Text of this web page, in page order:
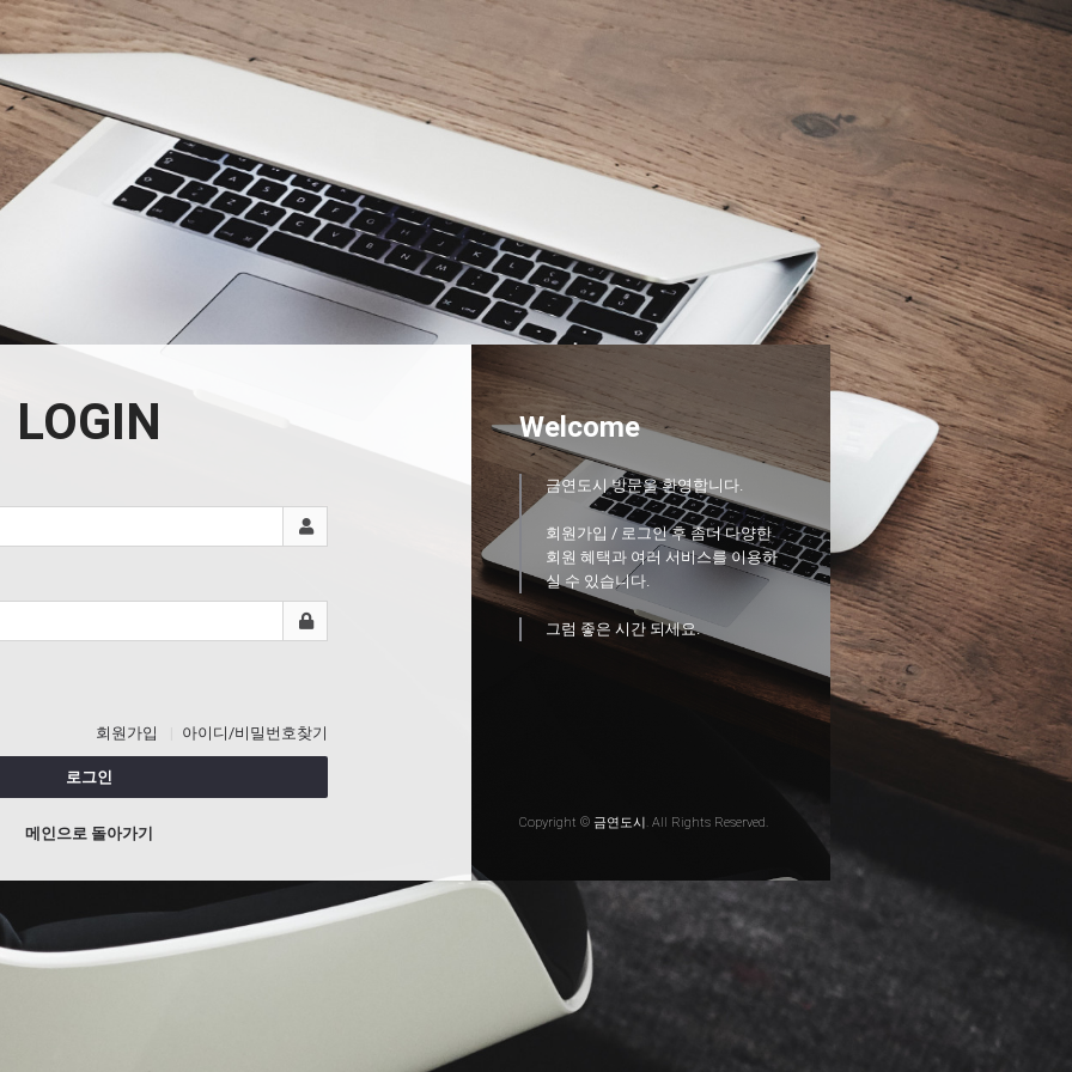
LOGIN
회원가입 아이디/비밀번호찾기
로그인
메인으로 돌아가기
Welcome
금연도시 방문을 환영합니다.
회원가입 / 로그인 후 좀더 다양한
회원 혜택과 여러 서비스를 이용하
실 수 있습니다.
그럼 좋은 시간 되세요.
Copyright © 금연도시. All Rights Reserved.